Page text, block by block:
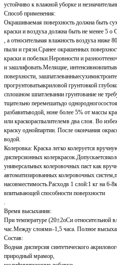
устойчиво к влажной уборке и
Способ применения:
Окрашиваемая поверхность должна быть
краски и воздуха должна быть не менее 5 o
, а относительная влажность воздуха ниже
пыли и грязи.Сранее окрашенных
краски и побелки.Неровности и
и зашлифовать.Мелящие,
поверхности,
прогрунтоватьакриловой грунтовкой
сплошном шпатлевании грунтование не
тщательно перемешатьдо
разбавитьводой, ноне более 5% от массы
или краскораспылителемв два слоя. Во
краску однойпартии. После окончания
водой.
Колеровка: Краска легко колеруется
дисперсионных
универсальных колеровочных паст как
автоматизированных колеровочных
насовместимость.Расходв 1 слой:1 кг на 6-
впитывающей способности поверхности
.
Время высыхания:
При температуре (20±2oСи относительной
час.Между слоями–1,5 часа. Полное
Состав:
Водная дисперсия синтетического
природный мрамор,